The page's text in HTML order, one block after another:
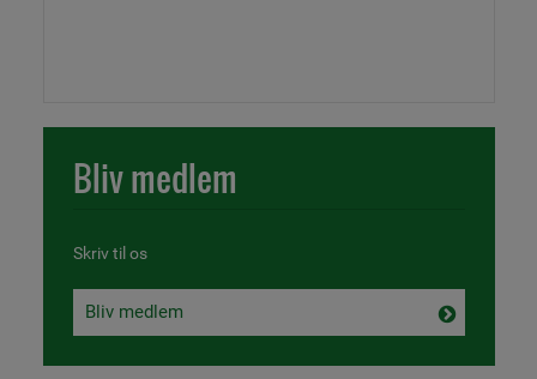
Bliv medlem
Skriv til os
Bliv medlem